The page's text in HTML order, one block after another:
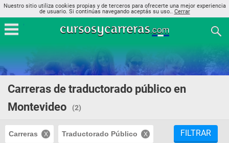
Nuestro sitio utiliza cookies propias y de terceros para ofrecerte una mejor experiencia
de usuario. Si continúas navegando aceptás su uso.. Cerrar
Carreras de traductorado público en
Montevideo
(2)
Carreras Traductorado Público FILTRAR